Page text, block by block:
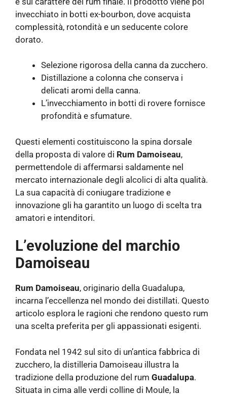
invecchiato in botti ex-bourbon, dove acquista
complessità, rotondità e un seducente colore
dorato.
Selezione rigorosa della canna da zucchero.
Distillazione a colonna che conserva i
delicati aromi della canna.
L’invecchiamento in botti di rovere fornisce
profondità e sfumature.
Questi elementi costituiscono la spina dorsale
della proposta di valore di Rum Damoiseau,
permettendole di affermarsi saldamente nel
mercato internazionale degli alcolici di alta qualità.
La sua capacità di coniugare tradizione e
innovazione gli ha garantito un luogo di scelta tra
amatori e intenditori.
L’evoluzione del marchio
Damoiseau
Rum Damoiseau, originario della Guadalupa,
incarna l’eccellenza nel mondo dei distillati. Questo
articolo esplora le ragioni che rendono questo rum
una scelta preferita per gli appassionati esigenti.
Fondata nel 1942 sul sito di un’antica fabbrica di
zucchero, la distilleria Damoiseau illustra la
tradizione della produzione del rum Guadalupa.
Situata in cima alle verdi colline di Moule, la